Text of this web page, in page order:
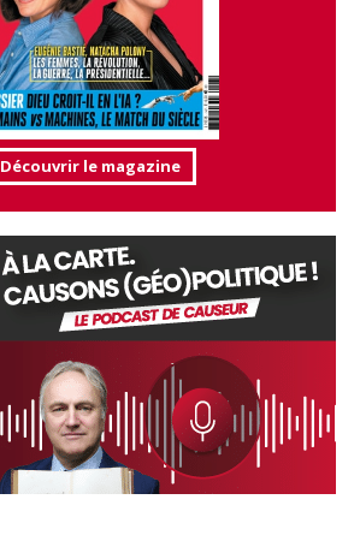
Découvrir le magazine